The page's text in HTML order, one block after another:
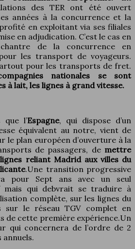
des TER ont été ouvert
années à la concurrence et la
profité en exploitant via ses filiales
en adjudication. C’est le cas en
de la concurrence en
les transport de voyageurs.
pour les transports de fret.
nationales se sont
à lait, les lignes à grand vitesse.
l’Espagne, qui dispose d’un
équivalent au notre, vient de
le plan européen d’ouverture à la
de passagers, de mettre
reliant Madrid aux villes du
.Une transition progressive
pour Sept ans avec un seul
mais qui debvrait se traduire à
complète, sur les lignes du
sur le réseau TGV complet en
de cette première expérience.Un
qui concernera de l’ordre de 2
annuels.